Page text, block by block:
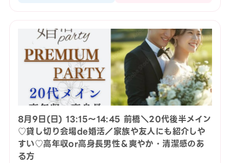
8月9日(日) 13:15〜14:45 前橋＼20代後半メイン
♡貸し切り会場de婚活／家族や友人にも紹介しや
すい♡高年収or高身長男性＆爽やか・清潔感のあ
る方